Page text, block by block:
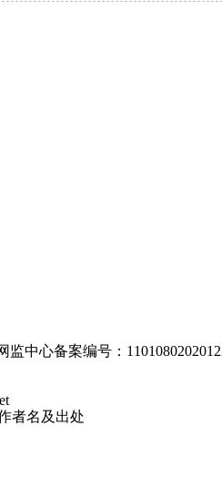
中心备案编号：
者名及出处